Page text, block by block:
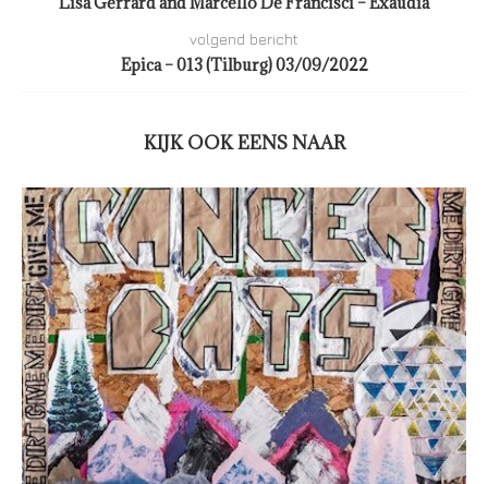
volgend bericht
Epica – 013 (Tilburg) 03/09/2022
KIJK OOK EENS NAAR